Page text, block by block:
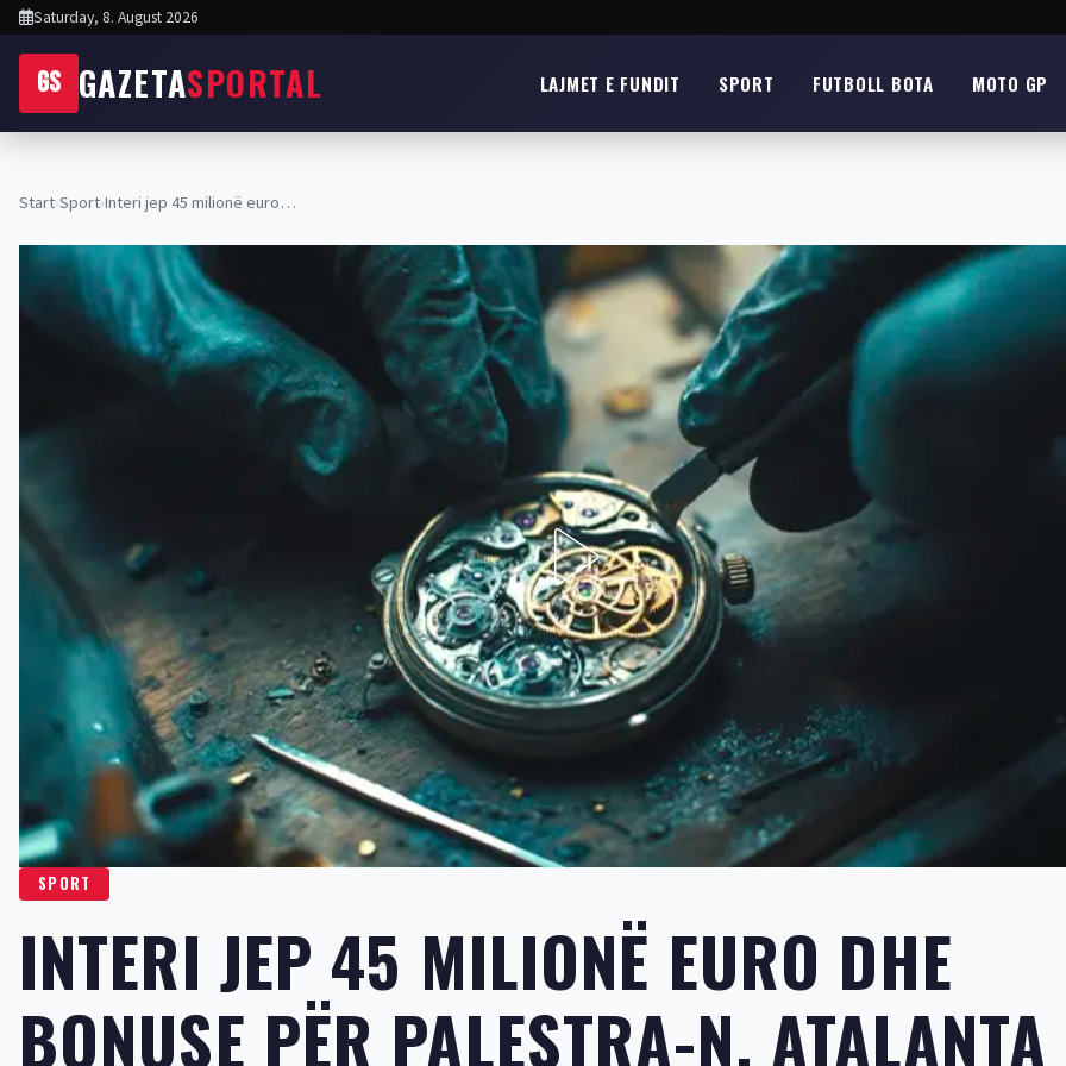
Saturday, 8. August 2026
GS GAZETASPORTAL LAJMET E FUNDIT SPORT FUTBOLL BOTA MOTO GP
Start›Sport›Interi jep 45 milionë euro…
SPORT
INTERI JEP 45 MILIONË EURO DHE
BONUSE PËR PALESTRA-N, ATALANTA